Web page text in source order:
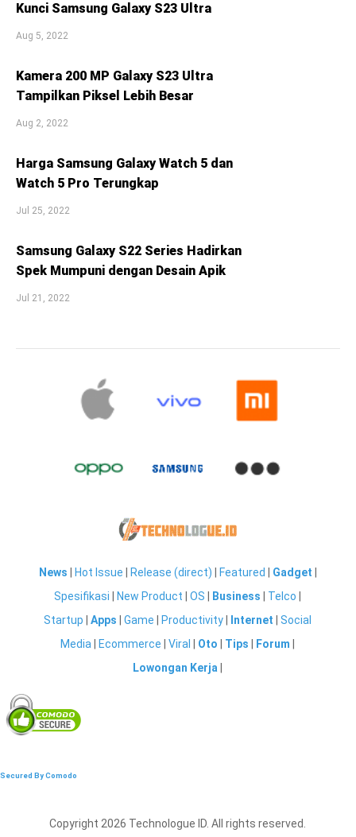
Kunci Samsung Galaxy S23 Ultra
Aug 5, 2022
Kamera 200 MP Galaxy S23 Ultra
Tampilkan Piksel Lebih Besar
Aug 2, 2022
Harga Samsung Galaxy Watch 5 dan
Watch 5 Pro Terungkap
Jul 25, 2022
Samsung Galaxy S22 Series Hadirkan
Spek Mumpuni dengan Desain Apik
Jul 21, 2022
News Hot Issue Release (direct) Featured Gadget
Spesifikasi
New Product |OS Business Telco
Startup |Apps |Game Productivity Internet |Social
Media
Ecommerce |Viral Oto Tips Forum
Lowongan Kerja
Secured By Comodo
Copyright 2026 Technologue ID. All rights reserved.